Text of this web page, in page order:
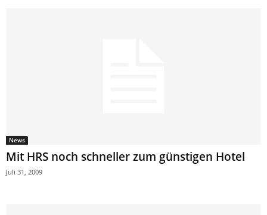
News
Mit HRS noch schneller zum günstigen Hotel
Juli 31, 2009